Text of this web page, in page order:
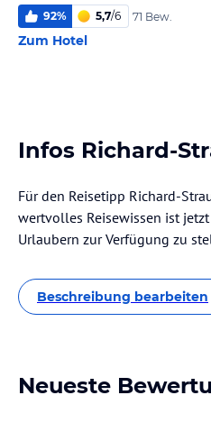
92% 5,7/6 71 Bew.
Zum Hotel
Infos Richard-
Für den Reisetipp Richard-
wertvolles Reisewissen ist
Urlaubern zur Verfügung zu
Beschreibung bearbeiten
Neueste